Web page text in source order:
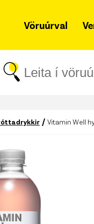
Vöruúrval
/ Vitamin Well